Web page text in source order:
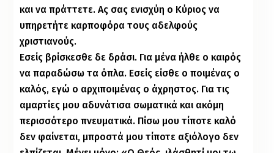
και να πράττετε. Ας σας ενισχύη ο Κύριος να
υπηρετήτε καρποφόρα τους αδελφούς
χριστιανούς.
Εσείς βρίσκεσθε δε δράσι. Για μένα ήλθε ο καιρός
να παραδώσω τα όπλα. Εσείς είσθε ο ποιμένας ο
καλός, εγώ ο αρχιποιμένας ο άχρηστος. Για τις
αμαρτίες μου αδυνάτισα σωματικά και ακόμη
περισσότερο πνευματικά. Πίσω μου τίποτε καλό
δεν φαίνεται, μπροστά μου τίποτε αξιόλογο δεν